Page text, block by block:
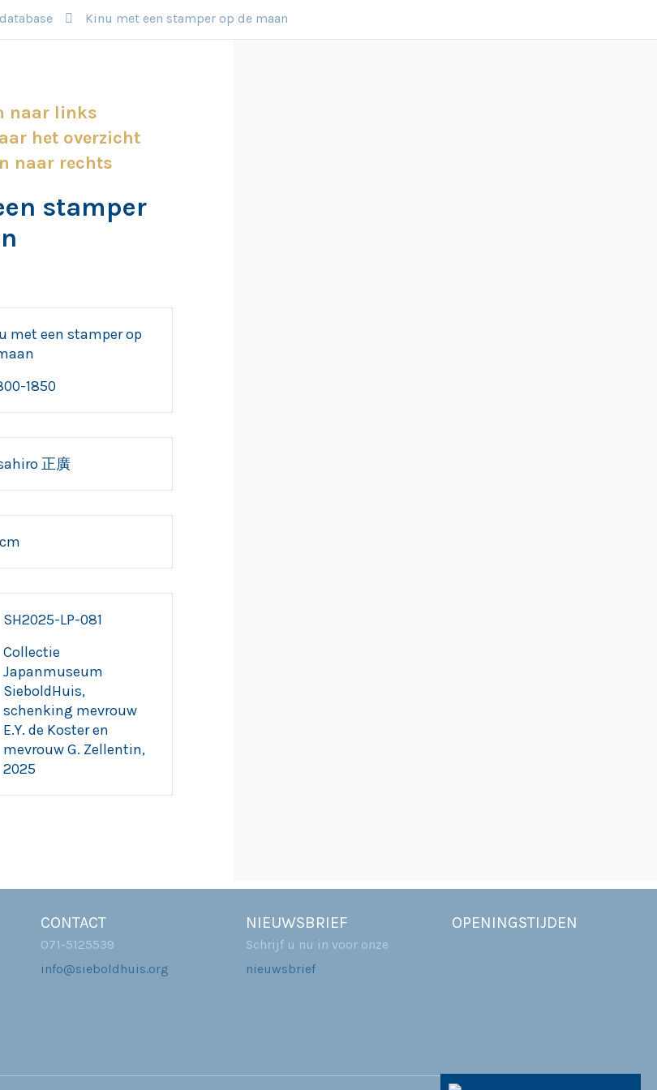
Kinu met een stamper op de maan
stamper
met een stamper op
1850
正廣
SH2025-LP-081
Collectie
Japanmuseum
SieboldHuis,
schenking mevrouw
E.Y. de Koster en
mevrouw G. Zellentin,
2025
CONTACT
071-5125539
info@sieboldhuis.org
NIEUWSBRIEF
Schrijf u nu in voor onze
nieuwsbrief
OPENINGSTIJDEN